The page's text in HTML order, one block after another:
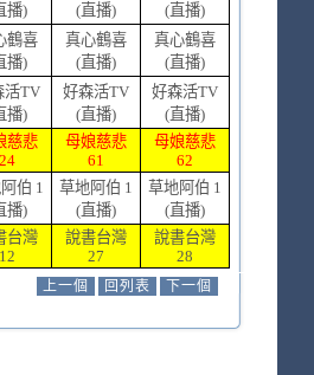
播)
(直播)
(直播)
鶴喜
播)
真心鶴喜
(直播)
真心鶴喜
(直播)
活TV
播)
好森活TV
(直播)
好森活TV
(直播)
慈悲
24
母娘慈悲
61
母娘慈悲
62
伯 1
播)
草地阿伯 1
(直播)
草地阿伯 1
(直播)
台灣
12
說書台灣
27
說書台灣
28
上一個 回列表 下一個